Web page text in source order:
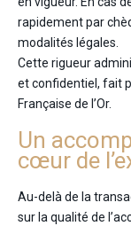
rapidement par
modalités légales.
Cette rigueur
et confidentiel, fait
Française de l’Or.
Un
cœur de
Au-delà de la
sur la qualité de